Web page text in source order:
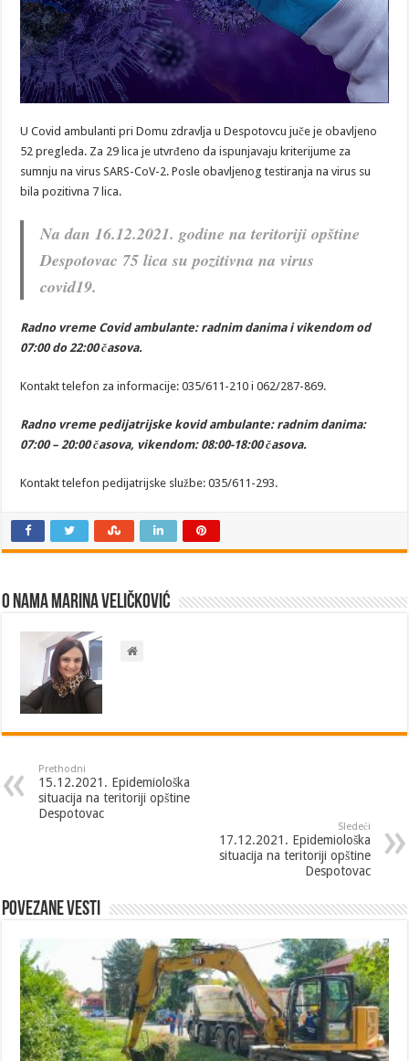
U Covid ambulanti pri Domu zdravlja u Despotovcu juče je obavljeno
52 pregleda. Za 29 lica je utvrđeno da ispunjavaju kriterijume za
sumnju na virus SARS-CoV-2. Posle obavljenog testiranja na virus su
bila pozitivna 7 lica.
Na dan 16.12.2021. godine na teritoriji opštine
Despotovac 75lica su pozitivna na virus
covid19.
Radno vreme Covid ambulante: radnim danima i vikendom od
07:00 do 22:00 časova.
Kontakt telefon za informacije: 035/611-210 i 062/287-869.
Radno vreme pedijatrijske kovid ambulante: radnim danima:
07:00 – 20:00 časova, vikendom: 08:00-18:00 časova.
Kontakt telefon pedijatrijske službe: 035/611-293.
O nama Marina Veličković
Prethodni
15.12.2021. Epidemiološka
situacija na teritoriji opštine
Despotovac
Sledeći
17.12.2021. Epidemiološka
situacija na teritoriji opštine
Despotovac
Povezane vesti